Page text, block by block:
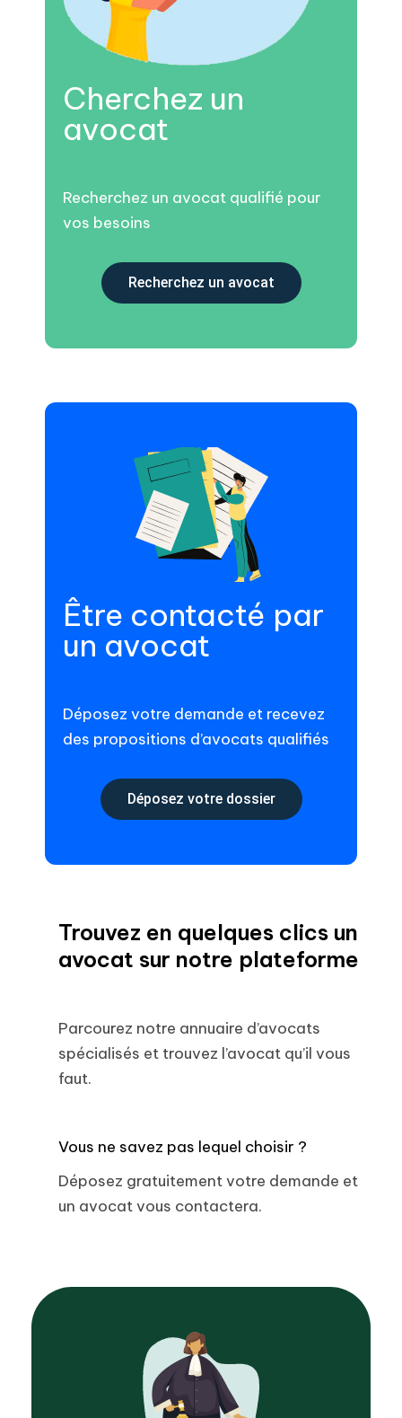
Cherchez un
avocat
Recherchez un avocat qualifié pour
vos besoins
Recherchez un avocat
Être contacté par
un avocat
Déposez votre demande et recevez
des propositions d’avocats qualifiés
Déposez votre dossier
Trouvez en quelques clics un
avocat sur notre plateforme
Parcourez notre annuaire d’avocats
spécialisés et trouvez l’avocat qu’il vous
faut.
Vous ne savez pas lequel choisir ?
Déposez gratuitement votre demande et
un avocat vous contactera.